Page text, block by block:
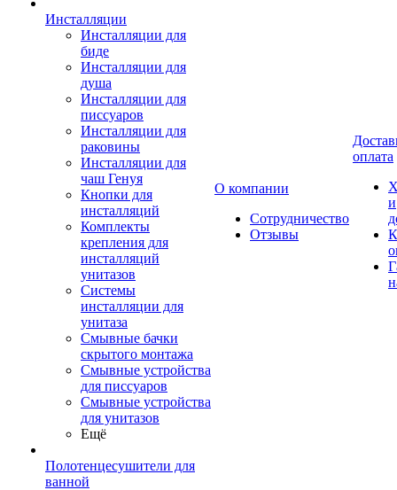
Инсталляции
Инсталляции для
биде
Инсталляции для
душа
Инсталляции для
писсуаров
Инсталляции для
раковины
Инсталляции для
чаш Генуя
Кнопки для
инсталляций
Комплекты
крепления для
инсталляций
унитазов
Системы
инсталляции для
унитаза
Смывные бачки
скрытого монтажа
Смывные устройства
для писсуаров
Смывные устройства
для унитазов
Ещё
Полотенцесушители для
ванной
О компании
Сотрудничество
Отзывы
оплата
и